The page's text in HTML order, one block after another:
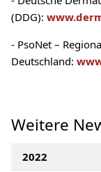
(DDG):
- PsoNet –
Deutschland:
Weitere
2022